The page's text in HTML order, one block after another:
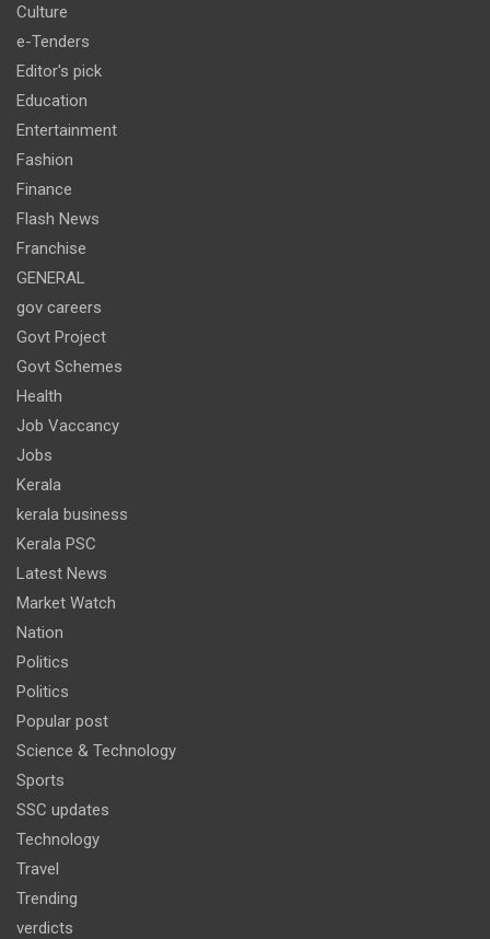
Culture
e-Tenders
Editor's pick
Education
Entertainment
Fashion
Finance
Flash News
Franchise
GENERAL
gov careers
Govt Project
Govt Schemes
Health
Job Vaccancy
Jobs
Kerala
kerala business
Kerala PSC
Latest News
Market Watch
Nation
Politics
Politics
Popular post
Science & Technology
Sports
SSC updates
Technology
Travel
Trending
verdicts